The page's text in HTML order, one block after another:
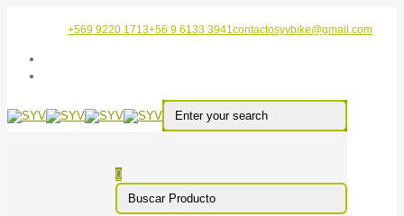
+569 9220 1713+56 9 6133 3941contactosyvbike@gmail.com
0